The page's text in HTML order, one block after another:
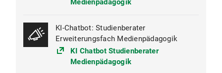
LMU immatrikulieren.
Die Erweiterung kann während des regulären
Lehramtsstudiums oder nachträglich - also
nach der Ersten Staatsprüfung, nach dem
Referendariat oder nach der Einstellung in den
Schuldienst - studiert werden.
Medienpädagogik
KI-Chatbot: Studienberater
Erweiterungsfach Medienpädagogik
KI Chatbot Studienberater
Medienpädagogik